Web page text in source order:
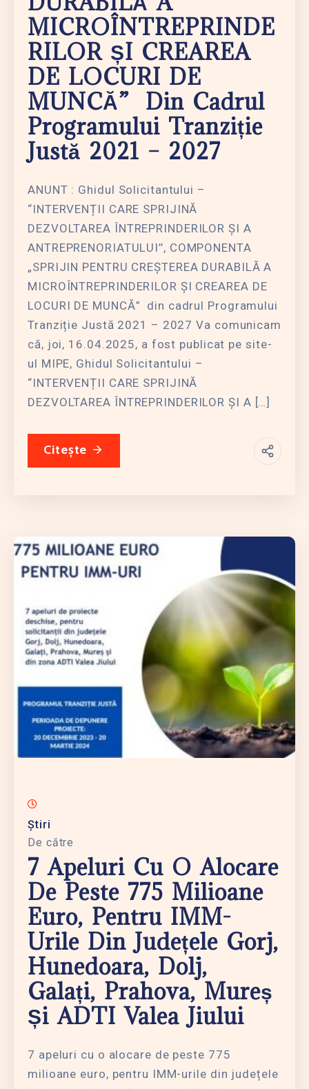
MICROÎNTREPRINDE
RILOR ȘI CREAREA
DE LOCURI DE
MUNCĂ” Din Cadrul
Programului Tranziție
Justă 2021 – 2027
ANUNT : Ghidul Solicitantului –
“INTERVENȚII CARE SPRIJINĂ
DEZVOLTAREA ÎNTREPRINDERILOR ȘI A
ANTREPRENORIATULUI’’, COMPONENTA
„SPRIJIN PENTRU CREȘTEREA DURABILĂ A
MICROÎNTREPRINDERILOR ȘI CREAREA DE
LOCURI DE MUNCĂ” din cadrul Programului
Tranziție Justă 2021 – 2027 Va comunicam
că, joi, 16.04.2025, a fost publicat pe site-
ul MIPE, Ghidul Solicitantului –
“INTERVENȚII CARE SPRIJINĂ
DEZVOLTAREA ÎNTREPRINDERILOR ȘI A […]
Citește
Știri
De către
7 Apeluri Cu O Alocare
De Peste 775 Milioane
Euro, Pentru IMM-
Urile Din Județele Gorj,
Hunedoara, Dolj,
Galați, Prahova, Mureș
Și ADTI Valea Jiului
7 apeluri cu o alocare de peste 775
milioane euro, pentru IMM-urile din județele